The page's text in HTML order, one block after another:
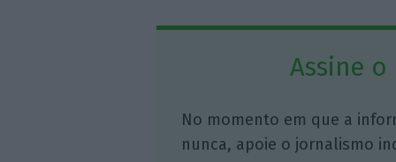
Assine o
No momento em que a
nunca, apoie o jornalismo